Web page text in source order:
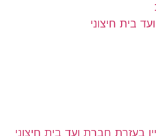
בית חיצוני
בעזרת חברת ועד בית חיצוני